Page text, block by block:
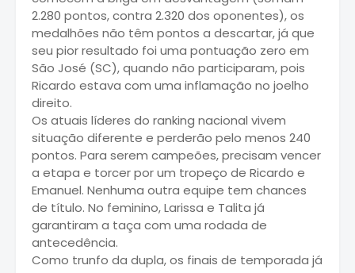
2.280 pontos, contra 2.320 dos oponentes), os
medalhões não têm pontos a descartar, já que
seu pior resultado foi uma pontuação zero em
São José (SC), quando não participaram, pois
Ricardo estava com uma inflamação no joelho
direito.
Os atuais líderes do ranking nacional vivem
situação diferente e perderão pelo menos 240
pontos. Para serem campeões, precisam vencer
a etapa e torcer por um tropeço de Ricardo e
Emanuel. Nenhuma outra equipe tem chances
de título. No feminino, Larissa e Talita já
garantiram a taça com uma rodada de
antecedência.
Como trunfo da dupla, os finais de temporada já